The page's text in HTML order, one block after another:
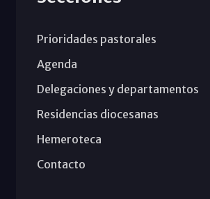
Prioridades pastorales
Agenda
Delegaciones y departamentos
Residencias diocesanas
Hemeroteca
Contacto